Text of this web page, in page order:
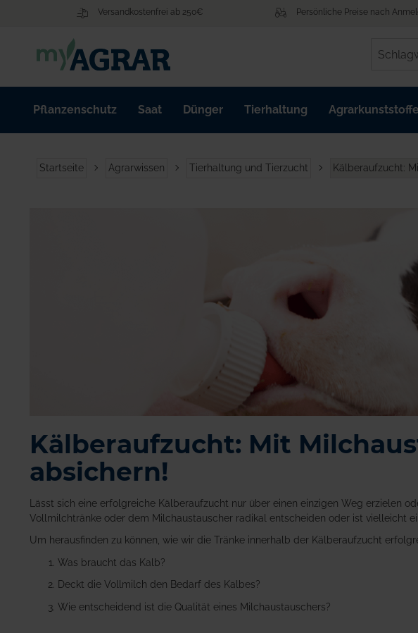
Versandkostenfrei ab 250€ Persönliche Preise nach
Pflanzenschutz Saat Dünger Tierhaltung Agrarkunststoffe
Startseite Agrarwissen Tierhaltung und Tierzucht Kälberaufzucht:
Kälberaufzucht: Mit
absichern!
Lässt sich eine erfolgreiche Kälberaufzucht nur über einen einzigen Weg erzielen
Vollmilchtränke oder dem Milchaustauscher radikal entscheiden oder ist vielleicht
Um herausfinden zu können, wie wir die Tränke innerhalb der Kälberaufzucht
Was braucht das Kalb?
Deckt die Vollmilch den Bedarf des Kalbes?
Wie entscheidend ist die Qualität eines Milchaustauschers?